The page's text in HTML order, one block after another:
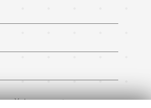
Votre message